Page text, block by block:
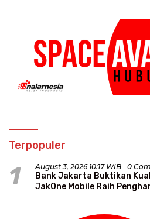
Terpopuler
1 August 3, 2026 10:17 WIB 0
Bank Jakarta Buktikan
JakOne Mobile Raih